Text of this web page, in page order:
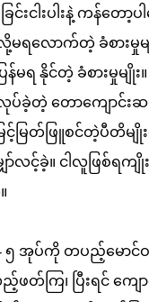
ြင်းငါးပါးနဲ့ ကန်တေ
ြလို့မရလောက်တဲ့ ခံစားမှု
မရ နိုင်တဲ့ ခံစားမှုမျိုး
ပ်ခဲ့တဲ့ တောကျောင်းဆ
င့်မြတ်ဖြူစင်တဲ့ပီတိမ
လင့်ခဲ့။ ငါလူဖြစ်ရကျို
- ၅ အုပ်ကို တပည့်မော
တ်ကြ၊ ပြီးရင် ကျော